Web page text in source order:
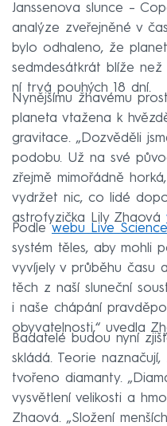
Janssenova slunce –
analýze zveřejněné v
bylo odhaleno, že
sedmdesátkrát blíže než
ní trvá pouhých 18 dní.
Nynějšímu žhavému
planeta vtažena k
gravitace. „Dozvěděli
podobu. Už na své
zřejmě mimořádně
vydržet nic, co lidé
astrofyzička Lily Zhaová
Podlewebu Live Science
systém těles, aby mohli
vyvíjely v průběhu času
těch z naší sluneční
i naše chápání
obyvatelnosti,“ uvedla
Badatelé budou nyní
skládá. Teorie
tvořeno diamanty.
vysvětlení velikosti a
Zhaová. „Složení